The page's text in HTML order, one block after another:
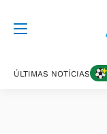
ÚLTIMAS NOTÍCIAS